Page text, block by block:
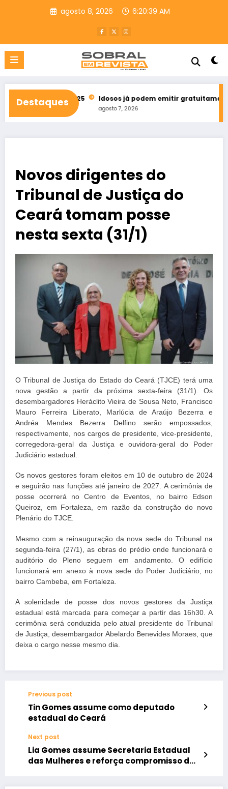
agosto 8, 2026 6:20:41 AM
Destaques
em 2025 Idosos já podem emitir gratuitamente
agosto 7, 2026
Novos dirigentes do
Tribunal de Justiça do
Ceará tomam posse
nesta sexta (31/1)
O Tribunal de Justiça do Estado do Ceará (TJCE) terá uma
nova gestão a partir da próxima sexta-feira (31/1). Os
desembargadores Heráclito Vieira de Sousa Neto, Francisco
Mauro Ferreira Liberato, Marlúcia de Araújo Bezerra e
Andréa Mendes Bezerra Delfino serão empossados,
respectivamente, nos cargos de presidente, vice-presidente,
corregedora-geral da Justiça e ouvidora-geral do Poder
Judiciário estadual.
Os novos gestores foram eleitos em 10 de outubro de 2024
e seguirão nas funções até janeiro de 2027. A cerimônia de
posse ocorrerá no Centro de Eventos, no bairro Edson
Queiroz, em Fortaleza, em razão da construção do novo
Plenário do TJCE.
Mesmo com a reinauguração da nova sede do Tribunal na
segunda-feira (27/1), as obras do prédio onde funcionará o
auditório do Pleno seguem em andamento. O edifício
funcionará em anexo à nova sede do Poder Judiciário, no
bairro Cambeba, em Fortaleza.
A solenidade de posse dos novos gestores da Justiça
estadual está marcada para começar a partir das 16h30. A
cerimônia será conduzida pelo atual presidente do Tribunal
de Justiça, desembargador Abelardo Benevides Moraes, que
deixa o cargo nesse mesmo dia.
Previous post
Tin Gomes assume como deputado
estadual do Ceará
Next post
Lia Gomes assume Secretaria Estadual
das Mulheres e reforça compromisso de